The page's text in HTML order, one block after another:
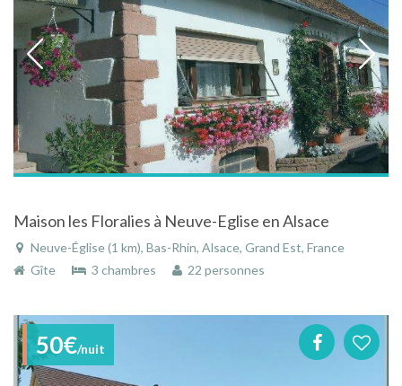
Maison les Floralies à Neuve-Eglise en Alsace
Neuve-Église (1 km), Bas-Rhin, Alsace, Grand Est, France
Gîte
3 chambres 22 personnes
50€/nuit